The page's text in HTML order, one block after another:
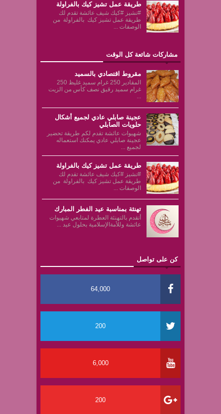
طريقة عمل تشيز كيك بالفراولة
#تشيز #كيك شيف عائشة تقدم لك
طريقة عمل تشيز كيك بالفراولة من
الوصفات ...
مشاركات شائعة كل الوقت
مقروط اقتصادي بالسميد
المقادير 250 غرام سميد غليظ 250
غرام سميد رقيق نصف كأس من الزيت
...
عجينة صابلي عادي لجميع أشكال
حلويات الصابلي
شهيوات عائشة تقدم لكم طريقة تحضير
عجينة صابلي عادي يمكنك استعماله
لجميع ...
طريقة عمل تشيز كيك بالفراولة
#تشيز #كيك شيف عائشة تقدم لك
طريقة عمل تشيز كيك بالفراولة من
الوصفات ...
تهنئة بمناسبة عيد الفطر المبارك
أتقدم بالتهنئة العطرة لمتابعي شهيوات
عائشة وللأمةالإسلامية بحلول عيد ...
كن على تواصل
64,000
200
6,000
200